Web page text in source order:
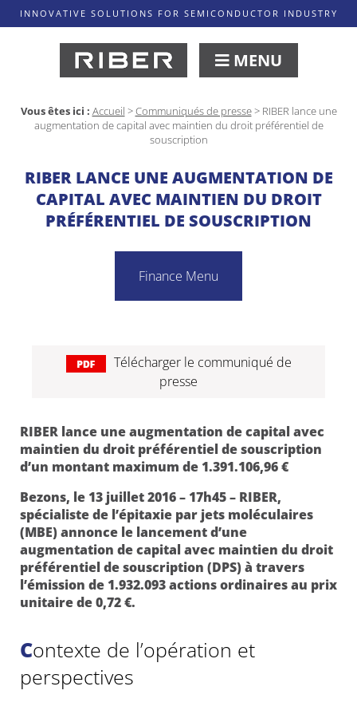
INNOVATIVE SOLUTIONS FOR SEMICONDUCTOR INDUSTRY
MENU
Vous êtes ici : Accueil >Communiqués de presse> RIBER lance une
augmentation de capital avec maintien du droit préférentiel de
souscription
RIBER LANCE UNE AUGMENTATION DE
CAPITAL AVEC MAINTIEN DU DROIT
PRÉFÉRENTIEL DE SOUSCRIPTION
Finance Menu
Télécharger le communiqué de
presse
RIBER lance une augmentation de capital avec
maintien du droit préférentiel de souscription
d’un montant maximum de 1.391.106,96 €
Bezons, le 13 juillet 2016 – 17h45 – RIBER,
spécialiste de l’épitaxie par jets moléculaires
(MBE) annonce le lancement d’une
augmentation de capital avec maintien du droit
préférentiel de souscription (DPS) à travers
l’émission de 1.932.093 actions ordinaires au prix
unitaire de 0,72 €.
Contexte de l’opération et
perspectives